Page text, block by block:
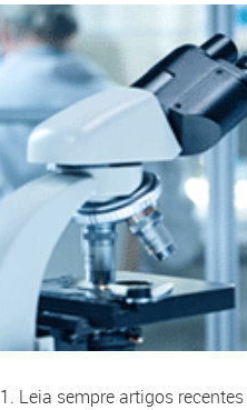
1. Leia sempre artigos